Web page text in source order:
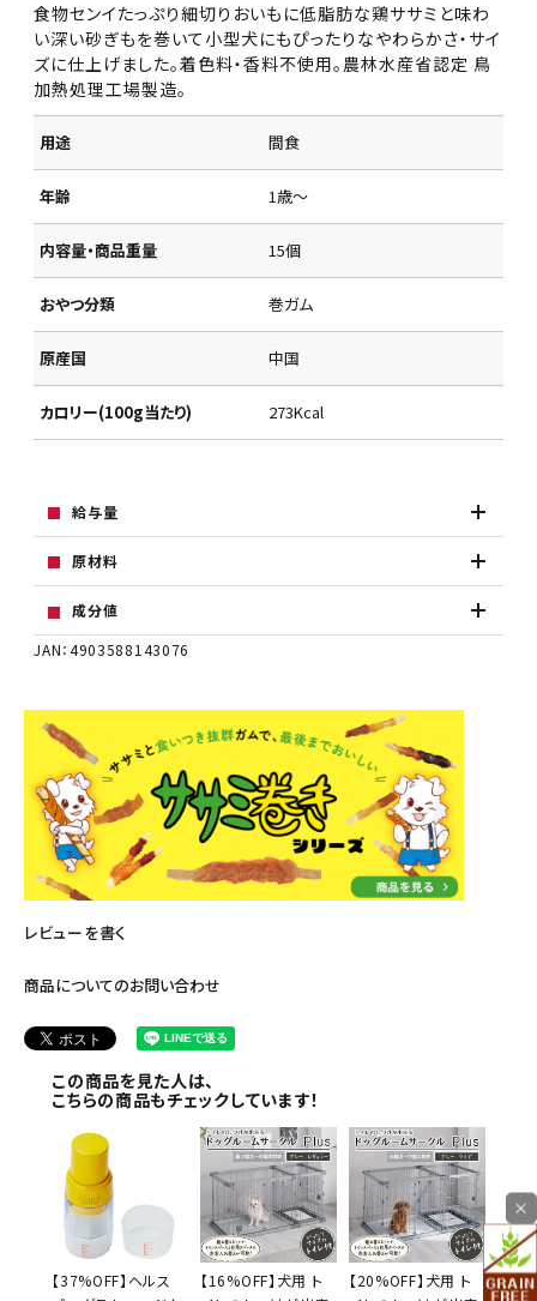
食物センイたっぷり細切りおいもに低脂肪な鶏ササミと味わ
い深い砂ぎもを巻いて小型犬にもぴったりなやわらかさ・サイ
ズに仕上げました。着色料・香料不使用。農林水産省認定 鳥
加熱処理工場製造。
用途 間食
年齢 1歳～
内容量・商品重量 15個
おやつ分類 巻ガム
原産国 中国
カロリー(100g当たり) 273Kcal
給与量
原材料
成分値
JAN：4903588143076
レビューを書く
商品についてのお問い合わせ
この商品を見た人は、
こちらの商品もチェックしています！
【37%OFF】ヘルス
【16%OFF】犬用 ト
【20%OFF】犬用 ト
×